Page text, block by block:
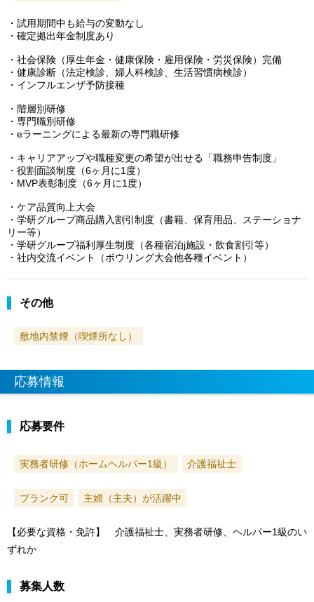
・試用期間中も給与の変動なし
・確定拠出年金制度あり
・社会保険（厚生年金・健康保険・雇用保険・労災保険）完備
・健康診断（法定検診、婦人科検診、生活習慣病検診）
・インフルエンザ予防接種
・階層別研修
・専門職別研修
・eラーニングによる最新の専門職研修
・キャリアアップや職種変更の希望が出せる「職務申告制度」
・役割面談制度（6ヶ月に1度）
・MVP表彰制度（6ヶ月に1度）
・ケア品質向上大会
・学研グループ商品購入割引制度（書籍、保育用品、ステーショナ
リー等）
・学研グループ福利厚生制度（各種宿泊j施設・飲食割引等）
・社内交流イベント（ボウリング大会他各種イベント）
その他
敷地内禁煙（喫煙所なし）
応募情報
応募要件
実務者研修（ホームヘルパー1級） 介護福祉士
ブランク可 主婦（主夫）が活躍中
【必要な資格・免許】 介護福祉士、実務者研修、ヘルパー1級のい
ずれか
募集人数